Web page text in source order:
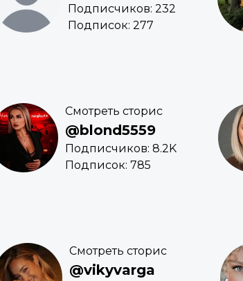
Подписчиков: 232
Подписок: 277
Смотреть сторис
@blond5559
Подписчиков: 8.2K
Подписок: 785
Смотреть сторис
@vikyvarga